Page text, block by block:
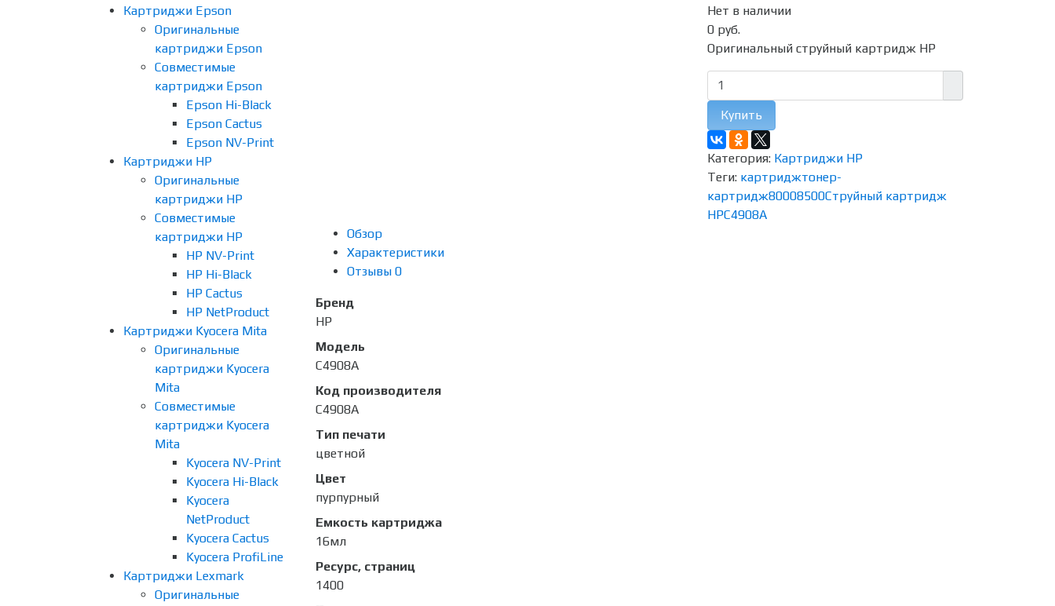
Картриджи Epson
Оригинальные
картриджи Epson
Совместимые
картриджи Epson
Epson Hi-Black
Epson Cactus
Epson NV-Print
Картриджи HP
Оригинальные
картриджи HP
Совместимые
картриджи HP
HP NV-Print
HP Hi-Black
HP Cactus
HP NetProduct
Картриджи Kyocera Mita
Оригинальные
картриджи Kyocera
Mita
Совместимые
картриджи Kyocera
Mita
Kyocera NV-Print
Kyocera Hi-Black
Kyocera
NetProduct
Kyocera Cactus
Kyocera ProfiLine
Картриджи Lexmark
Оригинальные
Нет в наличии
0 руб.
Оригинальный струйный картридж HP
Купить
Категория: Картриджи HP
Теги: картриджтонер-
картридж80008500Струйный картридж
HPC4908A
Обзор
Характеристики
Отзывы 0
Бренд
HP
Модель
C4908A
Код производителя
C4908A
Тип печати
цветной
Цвет
пурпурный
Емкость картриджа
16мл
Ресурс, страниц
1400